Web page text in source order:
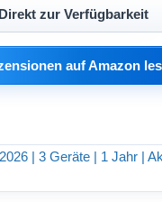
Direkt zur Verfügbarkeit
auf Amazon